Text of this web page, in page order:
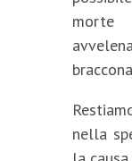
morte
nella